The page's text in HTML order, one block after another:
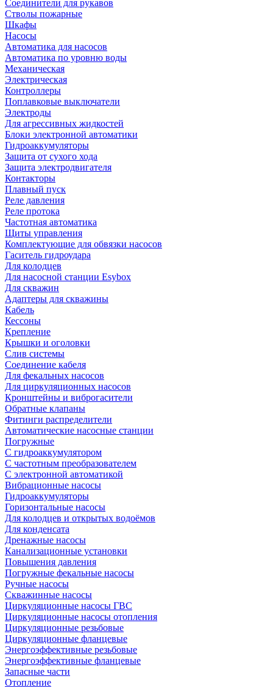
Соединители для рукавов
Стволы пожарные
Шкафы
Насосы
Автоматика для насосов
Автоматика по уровню воды
Механическая
Электрическая
Контроллеры
Поплавковые выключатели
Электроды
Для агрессивных жидкостей
Блоки электронной автоматики
Гидроаккумуляторы
Защита от сухого хода
Защита электродвигателя
Контакторы
Плавный пуск
Реле давления
Реле протока
Частотная автоматика
Щиты управления
Комплектующие для обвязки насосов
Гаситель гидроудара
Для колодцев
Для насосной станции Esybox
Для скважин
Адаптеры для скважины
Кабель
Кессоны
Крепление
Крышки и оголовки
Слив системы
Соединение кабеля
Для фекальных насосов
Для циркуляционных насосов
Кронштейны и виброгасители
Обратные клапаны
Фитинги распределители
Автоматические насосные станции
Погружные
С гидроаккумулятором
С частотным преобразователем
С электронной автоматикой
Вибрационные насосы
Гидроаккумуляторы
Горизонтальные насосы
Для колодцев и открытых водоёмов
Для конденсата
Дренажные насосы
Канализационные установки
Повышения давления
Погружные фекальные насосы
Ручные насосы
Скважинные насосы
Циркуляционные насосы ГВС
Циркуляционные насосы отопления
Циркуляционные резьбовые
Циркуляционные фланцевые
Энергоэффективные резьбовые
Энергоэффективные фланцевые
Запасные части
Отопление